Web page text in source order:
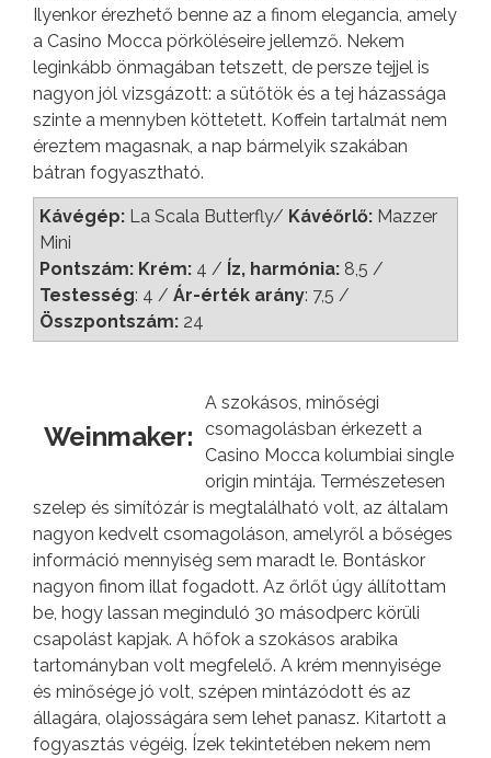
Ilyenkor érezhető benne az a finom elegancia, amely
a Casino Mocca pörköléseire jellemző. Nekem
leginkább önmagában tetszett, de persze tejjel is
nagyon jól vizsgázott: a sütőtök és a tej házassága
szinte a mennyben köttetett. Koffein tartalmát nem
éreztem magasnak, a nap bármelyik szakában
bátran fogyasztható.
Kávégép: La Scala Butterfly/ Kávéőrlő: Mazzer
Mini
Pontszám: Krém: 4 / Íz, harmónia: 8,5 /
Testesség: 4 / Ár-érték arány: 7,5 /
Összpontszám: 24
Weinmaker:
A szokásos, minőségi
csomagolásban érkezett a
Casino Mocca kolumbiai single
origin mintája. Természetesen
szelep és simítózár is megtalálható volt, az általam
nagyon kedvelt csomagoláson, amelyről a bőséges
információ mennyiség sem maradt le. Bontáskor
nagyon finom illat fogadott. Az őrlőt úgy állítottam
be, hogy lassan meginduló 30 másodperc körüli
csapolást kapjak. A hőfok a szokásos arabika
tartományban volt megfelelő. A krém mennyisége
és minősége jó volt, szépen mintázódott és az
állagára, olajosságára sem lehet panasz. Kitartott a
fogyasztás végéig. Ízek tekintetében nekem nem